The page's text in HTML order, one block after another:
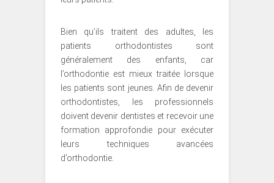
Bien qu’ils traitent des adultes, les
patients orthodontistes sont
généralement des enfants, car
l’orthodontie est mieux traitée lorsque
les patients sont jeunes. Afin de devenir
orthodontistes, les professionnels
doivent devenir dentistes et recevoir une
formation approfondie pour exécuter
leurs techniques avancées
d’orthodontie.